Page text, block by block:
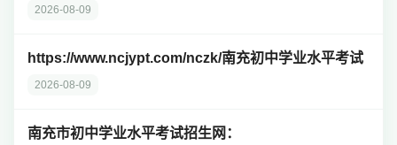
2026-08-09
https://www.ncjypt.com/nczk/南充初中学业水平考试
2026-08-09
南充市初中学业水平考试招生网：